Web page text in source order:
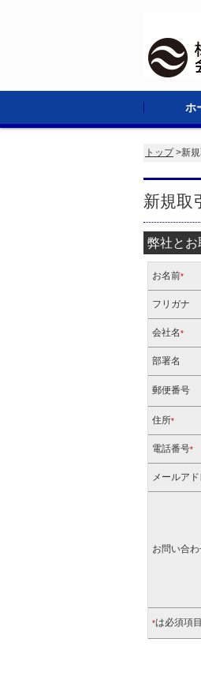
ホ
トップ>新規
新規取
弊社とお
お名前*
フリガナ
会社名*
部署名
郵便番号
住所*
電話番号*
メールアド
お問い合
*は必須項